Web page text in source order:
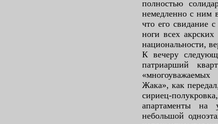
полностью
немедленно с ним
что его свидание
ноги всех
национальности,
К вечеру
патриарший
Жака», как
сириец-
апартаменты
небольшой